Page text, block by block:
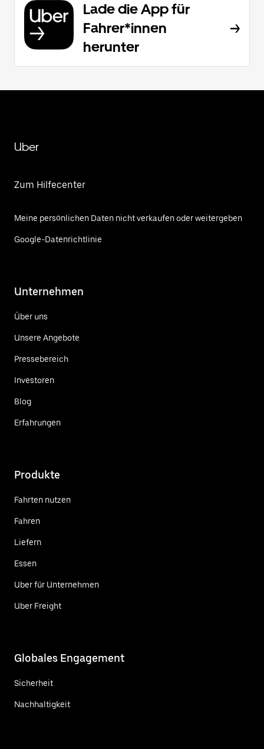
Lade die App für
Fahrer*innen
herunter
Uber
Zum Hilfecenter
Meine persönlichen Daten nicht verkaufen oder weitergeben
Google-Datenrichtlinie
Unternehmen
Über uns
Unsere Angebote
Pressebereich
Investoren
Blog
Erfahrungen
Produkte
Fahrten nutzen
Fahren
Liefern
Essen
Uber für Unternehmen
Uber Freight
Globales Engagement
Sicherheit
Nachhaltigkeit